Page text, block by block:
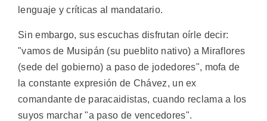
lenguaje y críticas al mandatario.
Sin embargo, sus escuchas disfrutan oírle decir:
"vamos de Musipán (su pueblito nativo) a Miraflores
(sede del gobierno) a paso de jodedores", mofa de
la constante expresión de Chávez, un ex
comandante de paracaidistas, cuando reclama a los
suyos marchar "a paso de vencedores".